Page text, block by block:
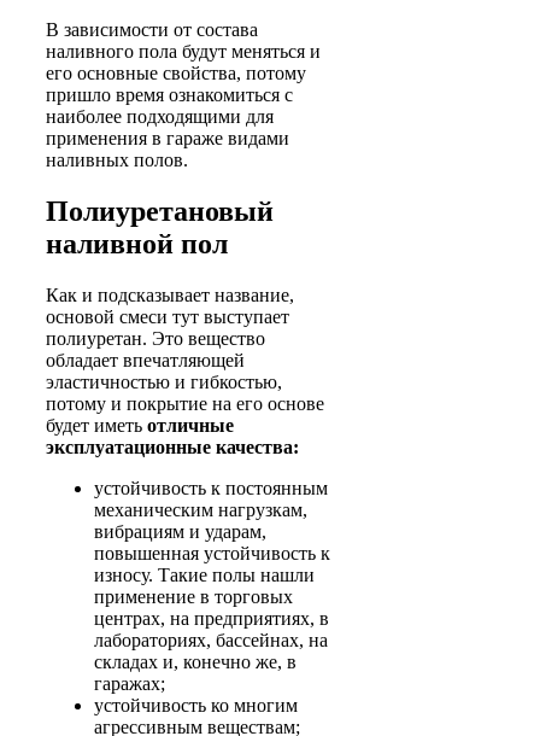
В зависимости от состава
наливного пола будут меняться и
его основные свойства, потому
пришло время ознакомиться с
наиболее подходящими для
применения в гараже видами
наливных полов.
Полиуретановый
наливной пол
Как и подсказывает название,
основой смеси тут выступает
полиуретан. Это вещество
обладает впечатляющей
эластичностью и гибкостью,
потому и покрытие на его основе
будет иметь отличные
эксплуатационные качества:
устойчивость к постоянным
механическим нагрузкам,
вибрациям и ударам,
повышенная устойчивость к
износу. Такие полы нашли
применение в торговых
центрах, на предприятиях, в
лабораториях, бассейнах, на
складах и, конечно же, в
гаражах;
устойчивость ко многим
агрессивным веществам;